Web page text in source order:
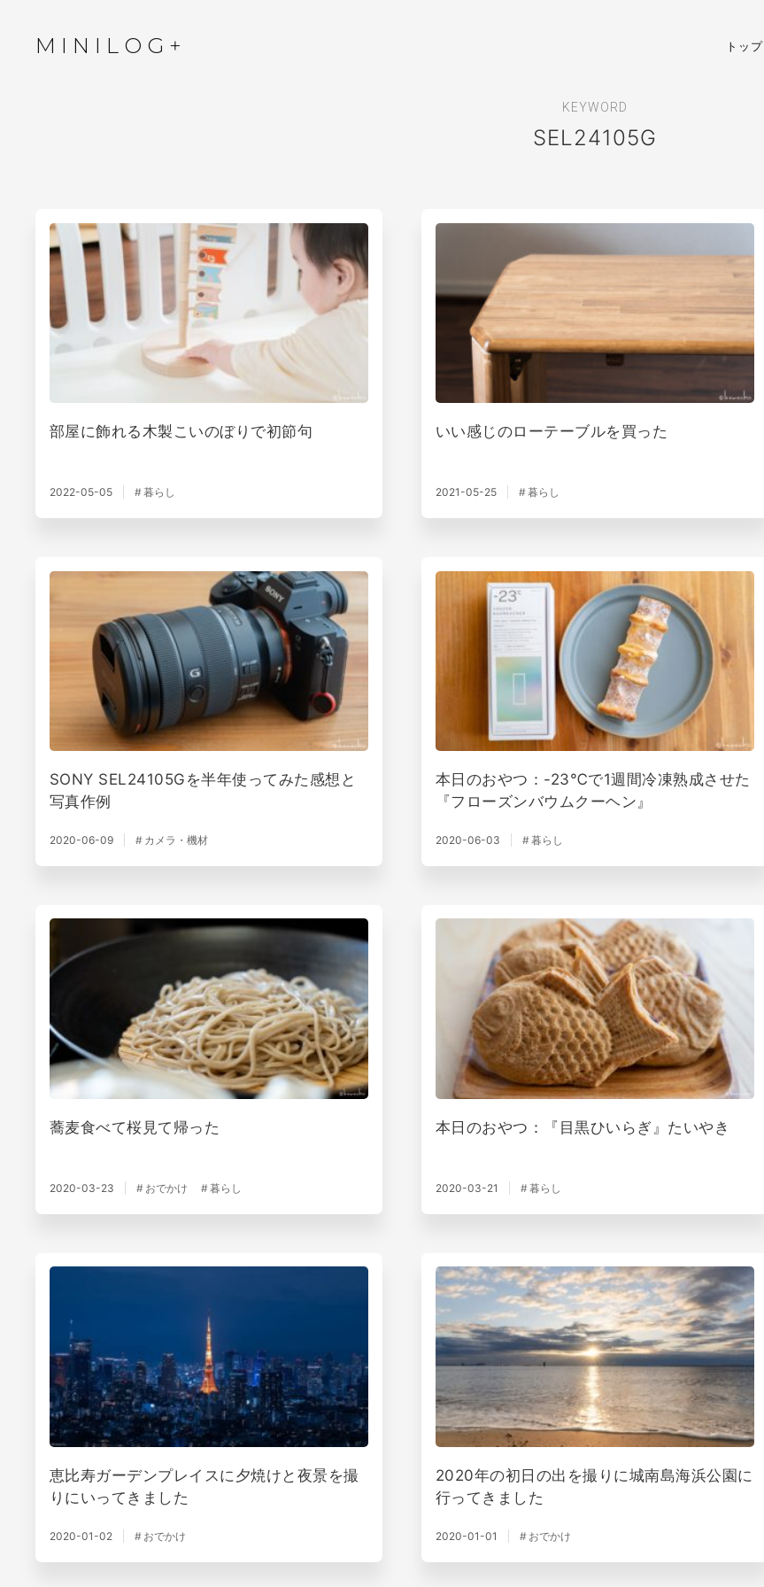
MINILOG + トップ
KEYWORD
SEL24105G
部屋に飾れる木製こいのぼりで初節句
2022-05-05 暮らし
いい感じのローテーブルを買った
2021-05-25 暮らし
SONY SEL24105Gを半年使ってみた感想と
写真作例
2020-06-09 カメラ・機材
本日のおやつ：-23℃で1週間冷凍熟成させた
『フローズンバウムクーヘン』
2020-06-03 暮らし
蕎麦食べて桜見て帰った
2020-03-23 おでかけ 暮らし
本日のおやつ：『目黒ひいらぎ』たいやき
2020-03-21 暮らし
恵比寿ガーデンプレイスに夕焼けと夜景を撮
りにいってきました
2020-01-02 おでかけ
2020年の初日の出を撮りに城南島海浜公園に
行ってきました
2020-01-01 おでかけ